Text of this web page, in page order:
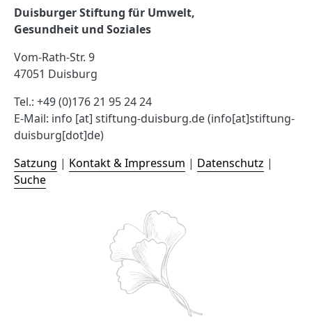
Duisburger Stiftung für Umwelt,
Gesundheit und Soziales
Vom-Rath-Str. 9
47051 Duisburg
Tel.: +49 (0)176 21 95 24 24
E-Mail: info [at] stiftung-duisburg.de(info[at]stiftung-
duisburg[dot]de)
Satzung | Kontakt & Impressum | Datenschutz |
Suche